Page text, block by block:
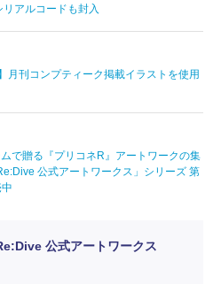
アルコードも封入
月刊コンプティーク掲載イラストを使用
で贈る『プリコネR』アートワークの集
公式アートワークス」シリーズ 第
公式アートワークス